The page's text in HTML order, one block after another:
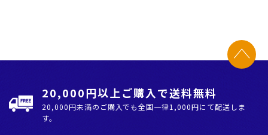
20,000円以上ご購入で送料無料
20,000円未満のご購入でも全国⼀律1,000円にて配送しま
す。